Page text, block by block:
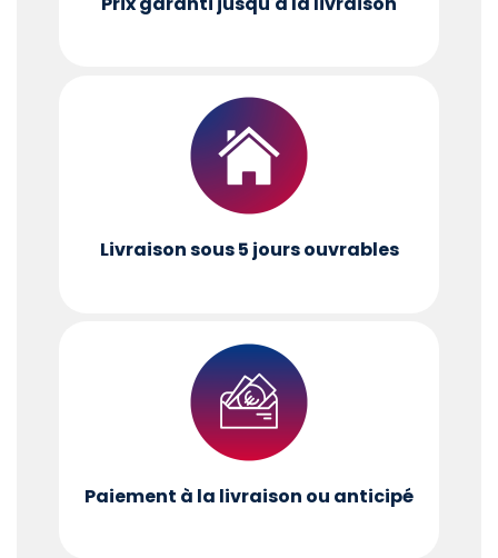
Livraison sous 5 jours ouvrables
Paiement à la livraison ou anticipé